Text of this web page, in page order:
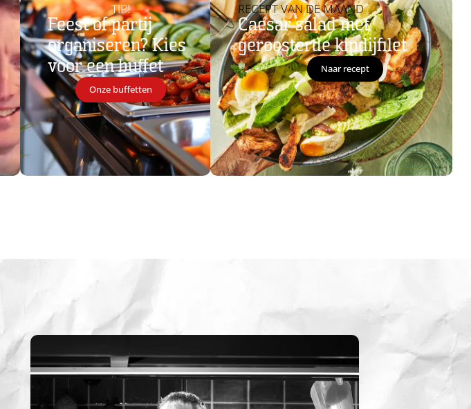
TIP!
Feest of partij
organiseren? Kies
voor een buffet
Onze buffetten
RECEPT VAN DE MAAND
Caesar salad met
geroosterde kipdijfilet
Naar recept